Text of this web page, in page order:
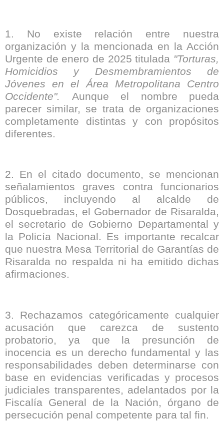
1. No existe relación entre nuestra
organización y la mencionada en la Acción
Urgente de enero de 2025 titulada "Torturas,
Homicidios y Desmembramientos de
Jóvenes en el Área Metropolitana Centro
Occidente".
Aunque el nombre pueda
parecer similar, se trata de organizaciones
completamente distintas y con propósitos
diferentes.
2. En el citado documento, se mencionan
señalamientos graves contra funcionarios
públicos, incluyendo al alcalde de
Dosquebradas, el Gobernador de Risaralda,
el secretario de Gobierno Departamental y
la Policía Nacional. Es importante recalcar
que nuestra Mesa Territorial de Garantías de
Risaralda no respalda ni ha emitido dichas
afirmaciones.
3. Rechazamos categóricamente cualquier
acusación que carezca de sustento
probatorio, ya que la presunción de
inocencia es un derecho fundamental y las
responsabilidades deben determinarse con
base en evidencias verificadas y procesos
judiciales transparentes, adelantados por la
Fiscalía General de la Nación, órgano de
persecución penal competente para tal fin.